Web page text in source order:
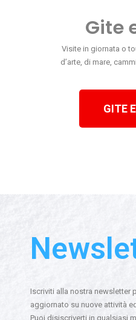
Gite
Visite in giornata o
d’arte, di mare,
GITE
Iscriviti alla nostra newsletter
aggiornato su nuove attività
Puoi disiscriverti in qualsiasi